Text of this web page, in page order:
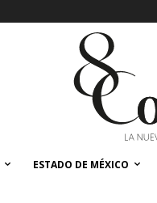
ESTADO DE MÉXICO